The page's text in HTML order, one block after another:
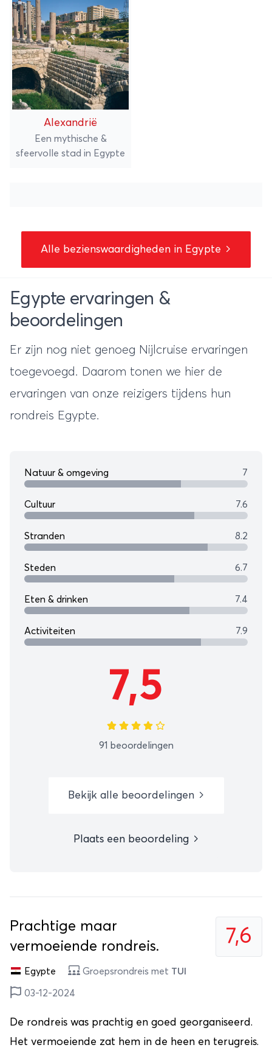
Alexandrië
Een mythische &
sfeervolle stad in Egypte
Alle bezienswaardigheden in Egypte
Egypte ervaringen &
beoordelingen
Er zijn nog niet genoeg Nijlcruise ervaringen
toegevoegd. Daarom tonen we hier de
ervaringen van onze reizigers tijdens hun
rondreis Egypte.
Natuur & omgeving 7
Cultuur 7.6
Stranden 8.2
Steden 6.7
Eten & drinken 7.4
Activiteiten 7.9
7,5
91 beoordelingen
Bekijk alle beoordelingen
Plaats een beoordeling
7,6
Prachtige maar
vermoeiende rondreis.
Egypte Groepsrondreis met TUI
03-12-2024
De rondreis was prachtig en goed georganiseerd.
Het vermoeiende zat hem in de heen en terugreis.